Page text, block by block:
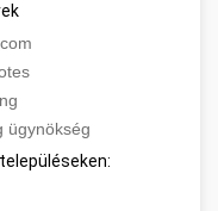
ügynökség